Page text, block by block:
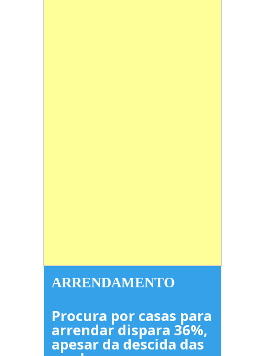
ARRENDAMENTO
Procura por casas para
arrendar dispara 36%,
apesar da descida das